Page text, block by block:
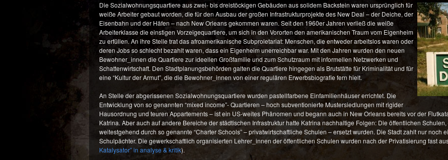
Die Sozialwohnungsquartiere aus zwei- bis dreistöckigen Gebäuden aus solidem Backstein waren ursprünglich für
weiße Arbeiter gebaut worden, die für den Ausbau der großen Infrastrukturprojekte des New Deal – der Deiche, der
Eisenbahn und der Häfen – nach New Orleans gekommen waren. Seit den 1960er Jahren verließ die weiße
Arbeiterklasse die einstigen Vorzeigequartiere, um sich in den Vororten den amerikanischen Traum vom Eigenheim
zu erfüllen. An ihre Stelle trat das afroamerikanische Subproletariat: Menschen, die entweder arbeitslos waren oder
deren Jobs so schlecht bezahlt waren, dass ein Eigenheim unerreichbar war. Mit den Jahren wurden den neuen
Bewohner_innen die Quartiere zur ideellen Großfamilie und zum Schutzraum mit informellen Netzwerken und
Schattenwirtschaft. Den Stadtplanungsbehörden galten die Quartiere hingegen als Brutstätte für Kriminalität und für
eine “Kultur der Armut”, die die Bewohner_innen von einer regulären Erwerbsbiografie fern hielt.
An Stelle der abgerissenen Sozialwohnungsquartiere wurden pastellfarbene Einfamilienhäuser errichtet. Die
Entwicklung von so genannten “mixed income”- Quartieren – hoch subventionierte Mustersiedlungen mit rigider
Hausordnung und teuren Appartements – ist ein US-weites Phänomen und begann auch in New Orleans bereits vor der
Katrina. Aber auch auf andere Bereiche der städtischen Infrastruktur hatte Katrina nachhaltige Folgen: Die öffentlichen
weitestgehend durch so genannte “Charter Schools” – privatwirtschaftliche Schulen – ersetzt wurden. Die Stadt zahlt nur noch
Schulpächter. Die gewerkschaftlich organisierten Lehrer_innen der öffentlichen Schulen wurden nach der Privatisierung fast
Katalysator” in analyse & kritik).